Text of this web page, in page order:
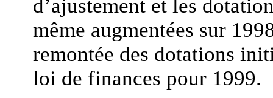
d’ajustement et les
même augmentées sur
remontée des dotations
loi de finances pour 1999.